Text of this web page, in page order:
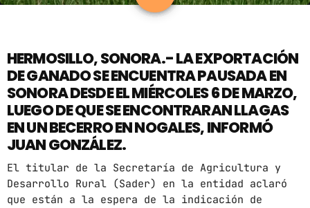
marzo 2025
febrero 2025
enero 2025
diciembre 2024
noviembre 2024
octubre 2024
HERMOSILLO, SONORA.- LA EXPORTACIÓN
DE GANADO SE ENCUENTRA PAUSADA EN
SONORA DESDE EL MIÉRCOLES 6 DE MARZO,
LUEGO DE QUE SE ENCONTRARAN LLAGAS
EN UN BECERRO EN NOGALES, INFORMÓ
JUAN GONZÁLEZ.
El titular de la Secretaría de Agricultura y
Desarrollo Rural (Sader) en la entidad aclaró
que están a la espera de la indicación de